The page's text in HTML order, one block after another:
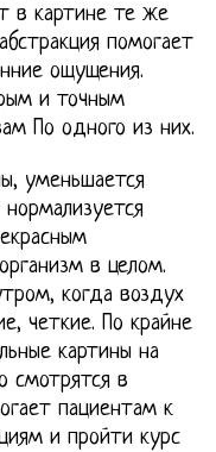
в картине те же
помогает
ощущения.
и точным
По одного из них.
уменьшается
в целом.
когда воздух
четкие. По крайне
картины на
смотрятся в
пациентам к
и пройти курс